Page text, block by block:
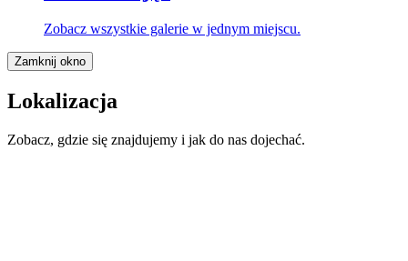
Zobacz wszystkie galerie w jednym miejscu.
Zamknij okno
Lokalizacja
Zobacz, gdzie się znajdujemy i jak do nas dojechać.